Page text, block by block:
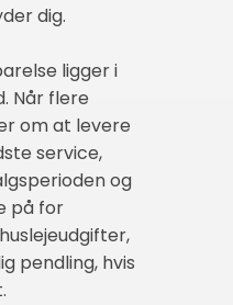
dig.
ligger i
Når flere
om at levere
service,
og
på for
pendling, hvis